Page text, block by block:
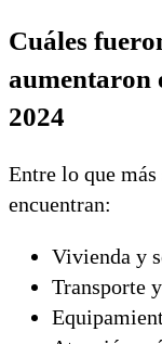
Cuáles
aumentaron
2024
Entre lo que
encuentran:
Vivienda y
Transporte